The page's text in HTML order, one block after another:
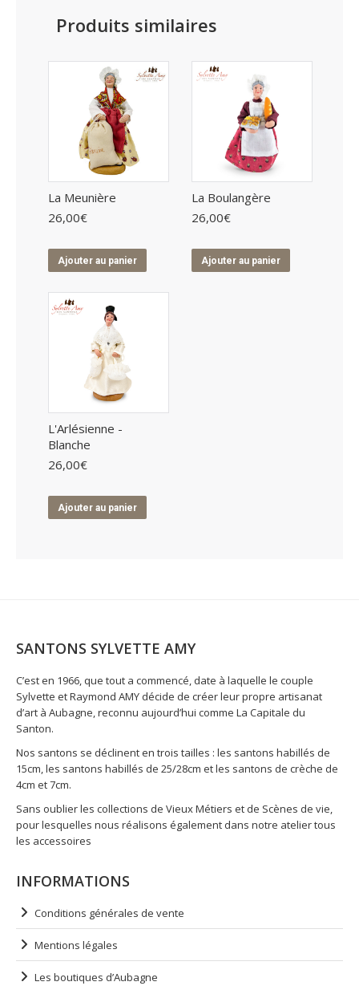
Produits similaires
La Meunière
26,00€
Ajouter au panier
La Boulangère
26,00€
Ajouter au panier
L'Arlésienne -
Blanche
26,00€
Ajouter au panier
SANTONS SYLVETTE AMY
C’est en 1966, que tout a commencé, date à laquelle le couple
Sylvette et Raymond AMY décide de créer leur propre artisanat
d’art à Aubagne, reconnu aujourd’hui comme La Capitale du
Santon.
Nos santons se déclinent en trois tailles : les santons habillés de
15cm, les santons habillés de 25/28cm et les santons de crèche de
4cm et 7cm.
Sans oublier les collections de Vieux Métiers et de Scènes de vie,
pour lesquelles nous réalisons également dans notre atelier tous
les accessoires
INFORMATIONS
Conditions générales de vente
Mentions légales
Les boutiques d’Aubagne